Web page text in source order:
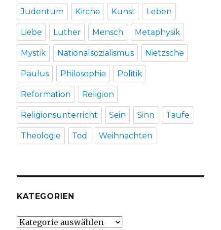
Judentum Kirche Kunst Leben
Liebe Luther Mensch Metaphysik
Mystik Nationalsozialismus Nietzsche
Paulus Philosophie Politik
Reformation Religion
Religionsunterricht Sein Sinn Taufe
Theologie Tod Weihnachten
KATEGORIEN
Kategorien